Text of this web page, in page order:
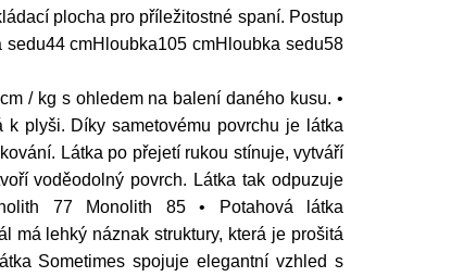
plocha pro příležitostné spaní. Postup
cmHloubka105 cmHloubka sedu58
/ kg s ohledem na balení daného kusu. •
plyši. Díky sametovému povrchu je látka
Látka po přejetí rukou stínuje, vytváří
voděodolný povrch. Látka tak odpuzuje
77 Monolith 85 • Potahová látka
má lehký náznak struktury, která je prošitá
Sometimes spojuje elegantní vzhled s